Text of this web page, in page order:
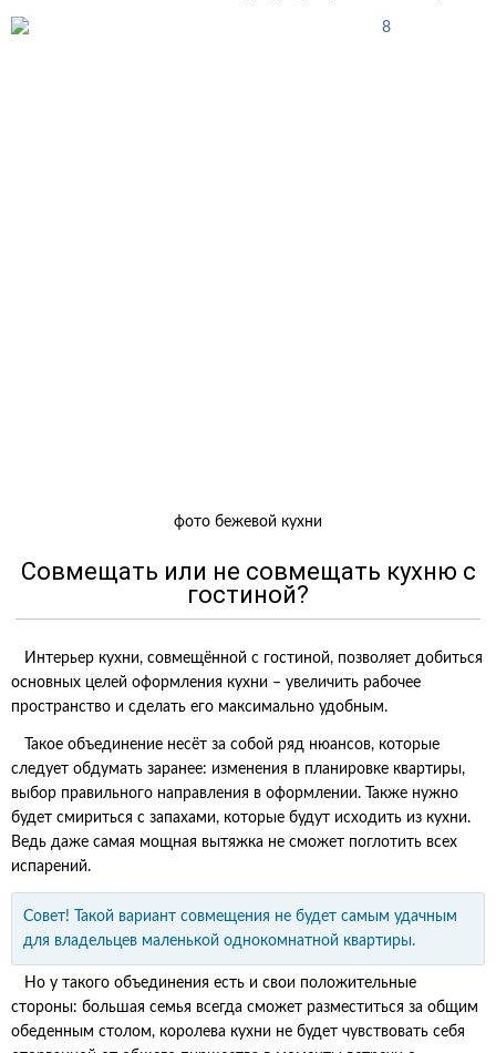
фото бежевой кухни
Совмещать или не совмещать кухню с
гостиной?
Интерьер кухни, совмещённой с гостиной, позволяет добиться
основных целей оформления кухни – увеличить рабочее
пространство и сделать его максимально удобным.
Такое объединение несёт за собой ряд нюансов, которые
следует обдумать заранее: изменения в планировке квартиры,
выбор правильного направления в оформлении. Также нужно
будет смириться с запахами, которые будут исходить из кухни.
Ведь даже самая мощная вытяжка не сможет поглотить всех
испарений.
Совет! Такой вариант совмещения не будет самым удачным
для владельцев маленькой однокомнатной квартиры.
Но у такого объединения есть и свои положительные
стороны: большая семья всегда сможет разместиться за общим
обеденным столом, королева кухни не будет чувствовать себя